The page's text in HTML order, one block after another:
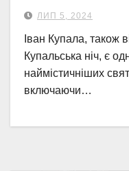
ЛИП 5, 2024
Іван Купала, також
Купальська ніч, є
наймістичніших
включаючи…